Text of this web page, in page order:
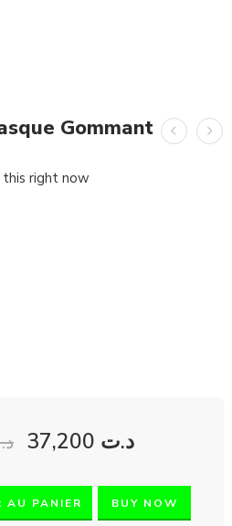
Gommant
right now
د.ت
AU PANIER BUY NOW